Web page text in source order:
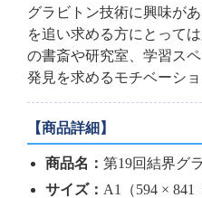
グラビトン技術に興味が
を追い求める方にとって
の書斎や研究室、学習ス
発見を求めるモチベーシ
【商品詳細】
商品名： 第19回結界グ
サイズ： A1（594 × 841